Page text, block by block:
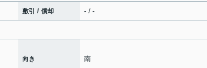
敷引 / 償却 - / -
向き 南